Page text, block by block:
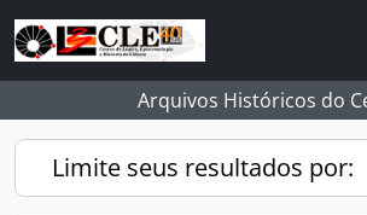
Skip to main content
Arquivos Históricos do
Limite seus resultados por: